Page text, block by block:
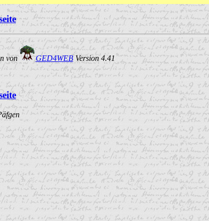
von GED4WEBVersion 4.41